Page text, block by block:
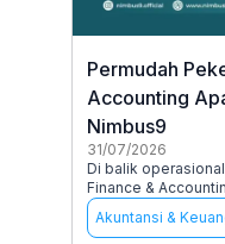
Permudah
Accounting
Nimbus9
31/07/2026
Di balik
Finance &
Akuntansi &